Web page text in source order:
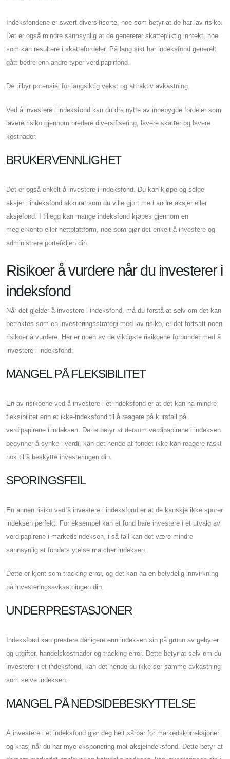
Indeksfondene er svært diversifiserte, noe som betyr at de har lav risiko.
Det er også mindre sannsynlig at de genererer skattepliktig inntekt, noe
som kan resultere i skattefordeler. På lang sikt har indeksfond generelt
gått bedre enn andre typer verdipapirfond.
De tilbyr potensial for langsiktig vekst og attraktiv avkastning.
Ved å investere i indeksfond kan du dra nytte av innebygde fordeler som
lavere risiko gjennom bredere diversifisering, lavere skatter og lavere
kostnader.
BRUKERVENNLIGHET
Det er også enkelt å investere i indeksfond. Du kan kjøpe og selge
aksjer i indeksfond akkurat som du ville gjort med andre aksjer eller
aksjefond. I tillegg kan mange indeksfond kjøpes gjennom en
meglerkonto eller nettplattform, noe som gjør det enkelt å investere og
administrere porteføljen din.
Risikoer å vurdere når du investerer i
indeksfond
Når det gjelder å investere i indeksfond, må du forstå at selv om det kan
betraktes som en investeringsstrategi med lav risiko, er det fortsatt noen
risikoer å vurdere. Her er noen av de viktigste risikoene forbundet med å
investere i indeksfond:
MANGEL PÅ FLEKSIBILITET
En av risikoene ved å investere i et indeksfond er at det kan ha mindre
fleksibilitet enn et ikke-indeksfond til å reagere på kursfall på
verdipapirene i indeksen. Dette betyr at dersom verdipapirene i indeksen
begynner å synke i verdi, kan det hende at fondet ikke kan reagere raskt
nok til å beskytte investeringen din.
SPORINGSFEIL
En annen risiko ved å investere i indeksfond er at de kanskje ikke sporer
indeksen perfekt. For eksempel kan et fond bare investere i et utvalg av
verdipapirene i markedsindeksen, i så fall kan det være mindre
sannsynlig at fondets ytelse matcher indeksen.
Dette er kjent som tracking error, og det kan ha en betydelig innvirkning
på investeringsavkastningen din.
UNDERPRESTASJONER
Indeksfond kan prestere dårligere enn indeksen sin på grunn av gebyrer
og utgifter, handelskostnader og tracking error. Dette betyr at selv om du
investerer i et indeksfond, kan det hende du ikke ser samme avkastning
som selve indeksen.
MANGEL PÅ NEDSIDEBESKYTTELSE
Å investere i et indeksfond gjør deg helt sårbar for markedskorreksjoner
og krasj når du har mye eksponering mot aksjeindeksfond. Dette betyr at